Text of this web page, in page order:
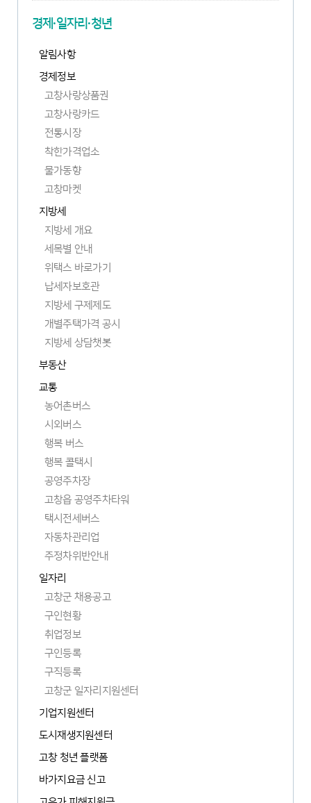
경제·일자리·청년
알림사항
경제정보
고창사랑상품권
고창사랑카드
전통시장
착한가격업소
물가동향
고창마켓
열
림
지방세
지방세 개요
세목별 안내
위택스 바로가기
림
납세자보호관
지방세 구제제도
개별주택가격 공시
지방세 상담챗봇
부동산
교통
농어촌버스
시외버스
행복 버스
행복 콜택시
공영주차장
고창읍 공영주차타워
택시전세버스
자동차관리업
주정차위반안내
일자리
고창군 채용공고
구인현황
취업정보
구인등록
구직등록
고창군 일자리지원센터
기업지원센터
창
열
도시재생지원센터
고창 청년 플랫폼
열
바가지요금 신고